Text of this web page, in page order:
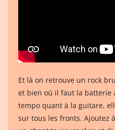
Et là on retrouve un rock
et bien où il faut la batterie
tempo quant à la guitare,
sur tous les fronts. Ajoutez